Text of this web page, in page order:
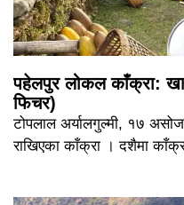
पहेलपुर लोकल काँक्रा:
फिचर)
टोपलाल अर्यालगुल्मी, १७
राखिएका काँक्रा । दशैमा